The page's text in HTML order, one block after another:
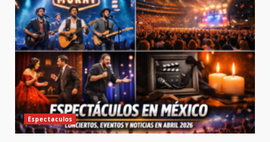
Espectaculos